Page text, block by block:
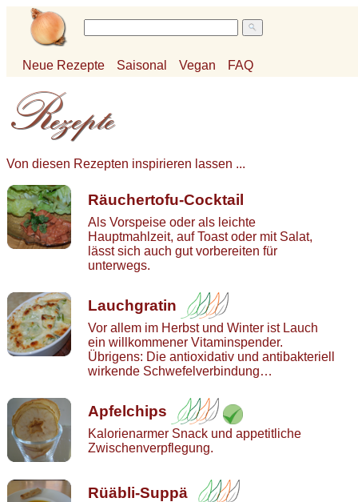
Neue Rezepte Saisonal Vegan FAQ
Von diesen Rezepten inspirieren lassen ...
Räuchertofu-Cocktail
Als Vorspeise oder als leichte
Hauptmahlzeit, auf Toast oder mit Salat,
lässt sich auch gut vorbereiten für
unterwegs.
Lauchgratin
Vor allem im Herbst und Winter ist Lauch
ein willkommener Vitaminspender.
Übrigens: Die antioxidativ und antibakteriell
wirkende Schwefelverbindung…
Apfelchips
Kalorienarmer Snack und appetitliche
Zwischenverpflegung.
Rüäbli-Suppä